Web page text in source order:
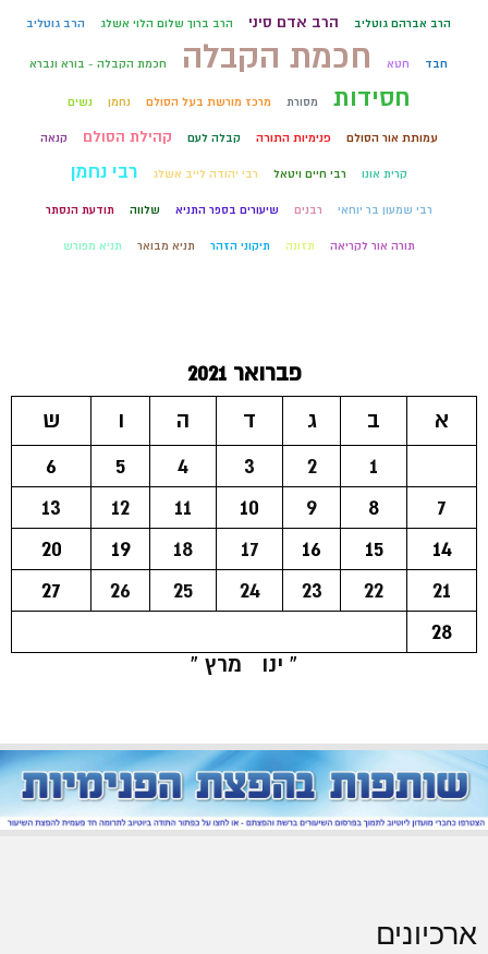
הרב אברהם גוטליב הרב אדם סיני הרב ברוך שלום הלוי אשלג הרב גוטליב
חבד חטא חכמת הקבלה חכמת הקבלה - בורא ונברא
חסידות מסורת מרכז מורשת בעל הסולם נחמן נשים
עמותת אור הסולם פנימיות התורה קבלה לעם קהילת הסולם קנאה
קרית אונו רבי חיים ויטאל רבי יהודה לייב אשלג רבי נחמן
רבי שמעון בר יוחאי רבנים שיעורים בספר התניא שלווה תודעת הנסתר
תורה אור לקריאה תזונה תיקוני הזהר תניא מבואר תניא מפורש
פברואר 2021
א
ב ג ד ה ו
ש
1
2
3
4
5
6
7
8
9
10
11
12
13
14
15
16
17
18
19
20
21
22
23
24
25
26
27
28
« ינו
מרץ »
ארכיונים